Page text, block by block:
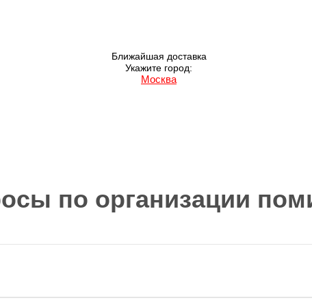
Ближайшая доставка
Укажите город:
Москва
по организации